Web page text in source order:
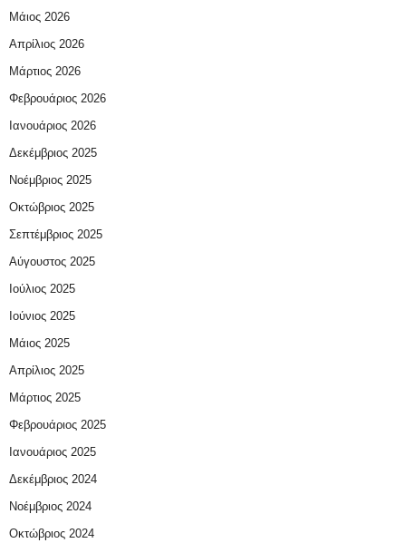
Μάιος 2026
Απρίλιος 2026
Μάρτιος 2026
Φεβρουάριος 2026
Ιανουάριος 2026
Δεκέμβριος 2025
Νοέμβριος 2025
Οκτώβριος 2025
Σεπτέμβριος 2025
Αύγουστος 2025
Ιούλιος 2025
Ιούνιος 2025
Μάιος 2025
Απρίλιος 2025
Μάρτιος 2025
Φεβρουάριος 2025
Ιανουάριος 2025
Δεκέμβριος 2024
Νοέμβριος 2024
Οκτώβριος 2024